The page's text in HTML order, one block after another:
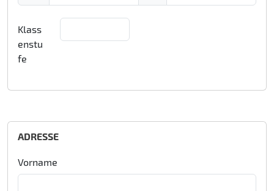
Klass
enstu
fe
ADRESSE
Vorname